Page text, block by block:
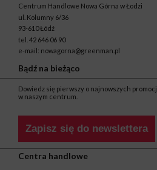
Centrum Handlowe Nowa Górna w Łodzi
ul. Kolumny 6/36
93-610 Łódź
tel. 42 646 06 90
e-mail: nowagorna@greenman.pl
Bądź na bieżąco
Dowiedz się pierwszy o najnowszych
w naszym centrum.
Zapisz się do newslettera
Centra handlowe